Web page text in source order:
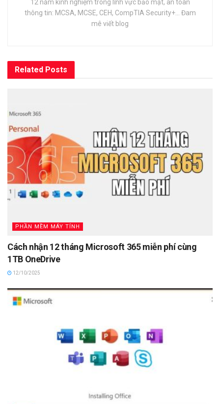
12 năm kinh nghiệm trong lĩnh vực bảo mật, an toàn
thông tin: MCSA, MCSE, CEH, CompTIA Security+... Đam
mê viết blog
Related Posts
PHẦN MỀM MÁY TÍNH
Cách nhận 12 tháng Microsoft 365 miễn phí cùng
1TB OneDrive
12/10/2025